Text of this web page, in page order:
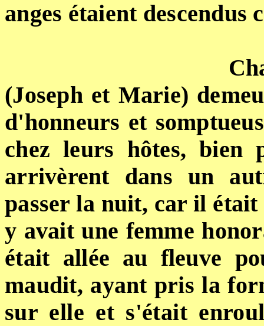
anges étaient descendus
(Joseph et Marie)
d'honneurs et
chez leurs hôtes,
arrivèrent dans un
passer la nuit, car il était
y avait une femme
était allée au fleuve
maudit, ayant pris la
sur elle et s'était